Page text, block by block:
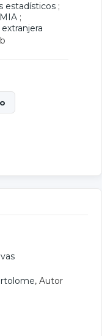
estadísticos ;
;
, Autor